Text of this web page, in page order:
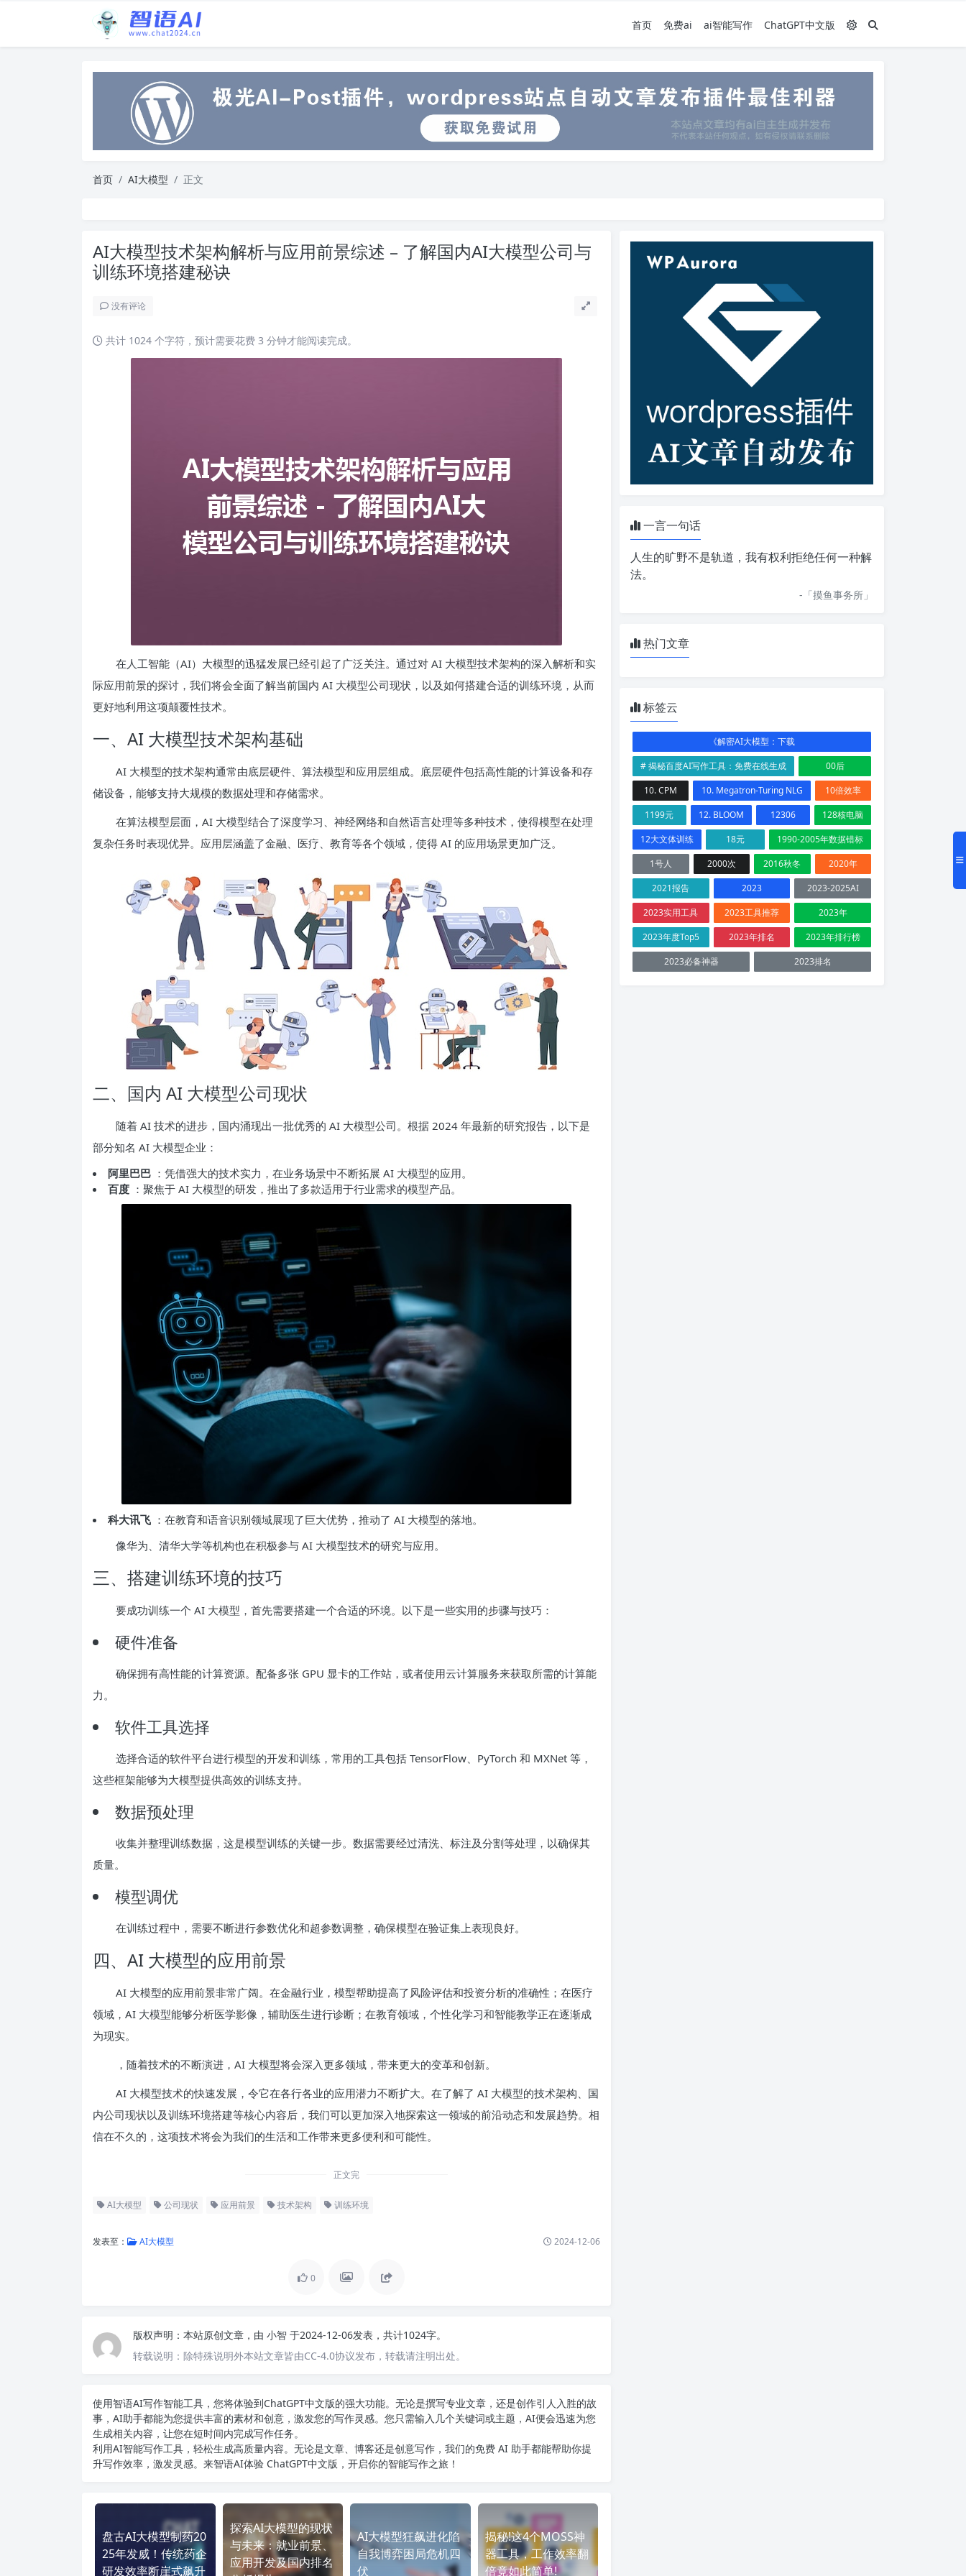
首页 免费ai ai智能写作 ChatGPT中文版
首页 AI大模型 正文
AI大模型技术架构解析与应用前景综述 – 了解国内AI大模型公司与
训练环境搭建秘诀
没有评论
共计 1024 个字符，预计需要花费 3 分钟才能阅读完成。
在人工智能（AI）大模型的迅猛发展已经引起了广泛关注。通过对 AI 大模型技术架构的深入解析和实
际应用前景的探讨，我们将会全面了解当前国内 AI 大模型公司现状，以及如何搭建合适的训练环境，从而
更好地利用这项颠覆性技术。
一、AI 大模型技术架构基础
AI 大模型的技术架构通常由底层硬件、算法模型和应用层组成。底层硬件包括高性能的计算设备和存
储设备，能够支持大规模的数据处理和存储需求。
在算法模型层面，AI 大模型结合了深度学习、神经网络和自然语言处理等多种技术，使得模型在处理
复杂任务时表现优异。应用层涵盖了金融、医疗、教育等各个领域，使得 AI 的应用场景更加广泛。
二、国内 AI 大模型公司现状
随着 AI 技术的进步，国内涌现出一批优秀的 AI 大模型公司。根据 2024 年最新的研究报告，以下是
部分知名 AI 大模型企业：
阿里巴巴 ：凭借强大的技术实力，在业务场景中不断拓展 AI 大模型的应用。
百度 ：聚焦于 AI 大模型的研发，推出了多款适用于行业需求的模型产品。
科大讯飞 ：在教育和语音识别领域展现了巨大优势，推动了 AI 大模型的落地。
像华为、清华大学等机构也在积极参与 AI 大模型技术的研究与应用。
三、搭建训练环境的技巧
要成功训练一个 AI 大模型，首先需要搭建一个合适的环境。以下是一些实用的步骤与技巧：
硬件准备
确保拥有高性能的计算资源。配备多张 GPU 显卡的工作站，或者使用云计算服务来获取所需的计算能
力。
软件工具选择
选择合适的软件平台进行模型的开发和训练，常用的工具包括 TensorFlow、PyTorch 和 MXNet 等，
这些框架能够为大模型提供高效的训练支持。
数据预处理
收集并整理训练数据，这是模型训练的关键一步。数据需要经过清洗、标注及分割等处理，以确保其
质量。
模型调优
在训练过程中，需要不断进行参数优化和超参数调整，确保模型在验证集上表现良好。
四、AI 大模型的应用前景
AI 大模型的应用前景非常广阔。在金融行业，模型帮助提高了风险评估和投资分析的准确性；在医疗
领域，AI 大模型能够分析医学影像，辅助医生进行诊断；在教育领域，个性化学习和智能教学正在逐渐成
为现实。
，随着技术的不断演进，AI 大模型将会深入更多领域，带来更大的变革和创新。
AI 大模型技术的快速发展，令它在各行各业的应用潜力不断扩大。在了解了 AI 大模型的技术架构、国
内公司现状以及训练环境搭建等核心内容后，我们可以更加深入地探索这一领域的前沿动态和发展趋势。相
信在不久的，这项技术将会为我们的生活和工作带来更多便利和可能性。
正文完
AI大模型 公司现状 应用前景 技术架构 训练环境
发表至： AI大模型 2024-12-06
0
版权声明： 本站原创文章，由 小智 于2024-12-06发表，共计1024字。
转载说明： 除特殊说明外本站文章皆由CC-4.0协议发布，转载请注明出处。
使用智语AI写作智能工具，您将体验到ChatGPT中文版的强大功能。无论是撰写专业文章，还是创作引人入胜的故
事，AI助手都能为您提供丰富的素材和创意，激发您的写作灵感。您只需输入几个关键词或主题，AI便会迅速为您
生成相关内容，让您在短时间内完成写作任务。
利用AI智能写作工具，轻松生成高质量内容。无论是文章、博客还是创意写作，我们的免费 AI 助手都能帮助你提
升写作效率，激发灵感。来智语AI体验 ChatGPT中文版 ，开启你的智能写作之旅！
盘古AI大模型制药20
25年发威！传统药企
研发效率断崖式飙升
探索AI大模型的现状
与未来：就业前景、
应用开发及国内排名
AI大模型狂飙进化陷
自我博弈困局危机四
伏
揭秘!这4个MOSS神
器工具，工作效率翻
倍竟如此简单!
一言一句话
人生的旷野不是轨道，我有权利拒绝任何一种解
法。
-「摸鱼事务所 」
热门文章
标签云
《解密AI大模型：下载
# 揭秘百度AI写作工具：免费在线生成
00后
10. CPM
10. Megatron-Turing NLG
10倍效率
1199元
12. BLOOM 12306
128核电脑
12大文体训练
18元
1990-2005年数据错标
1号人
2000次 2016秋冬
2020年
2021报告
2023
2023-2025AI
2023实用工具
2023工具推荐
2023年
2023年度Top5
2023年排名
2023年排行榜
2023必备神器
2023排名